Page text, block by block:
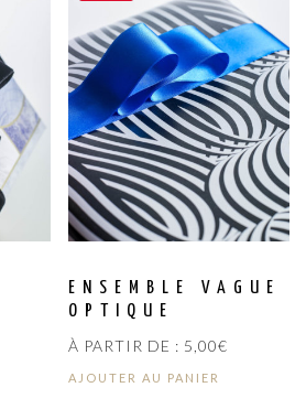
ENSEMBLE VAGUE
OPTIQUE
À PARTIR DE : 5,00€
AJOUTER AU PANIER